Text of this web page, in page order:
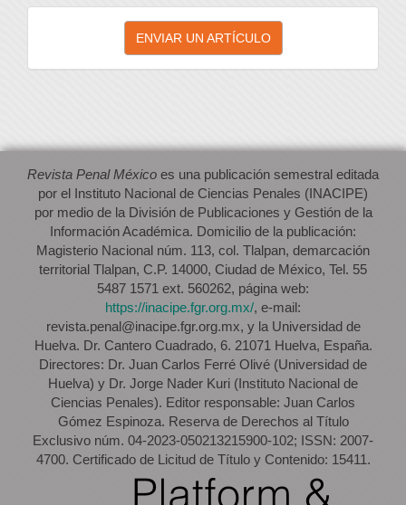
Enviar
artículo
ENVIAR UN ARTÍCULO
Revista Penal México es una publicación semestral editada
por el Instituto Nacional de Ciencias Penales (INACIPE)
por medio de la División de Publicaciones y Gestión de la
Información Académica. Domicilio de la publicación:
Magisterio Nacional núm. 113, col. Tlalpan, demarcación
territorial Tlalpan, C.P. 14000, Ciudad de México, Tel. 55
5487 1571 ext. 560262, página web:
https://inacipe.fgr.org.mx/, e-mail:
revista.penal@inacipe.fgr.org.mx, y la Universidad de
Huelva. Dr. Cantero Cuadrado, 6. 21071 Huelva, España.
Directores: Dr. Juan Carlos Ferré Olivé (Universidad de
Huelva) y Dr. Jorge Nader Kuri (Instituto Nacional de
Ciencias Penales). Editor responsable: Juan Carlos
Gómez Espinoza. Reserva de Derechos al Título
Exclusivo núm. 04-2023-050213215900-102; ISSN: 2007-
4700. Certificado de Licitud de Título y Contenido: 15411.